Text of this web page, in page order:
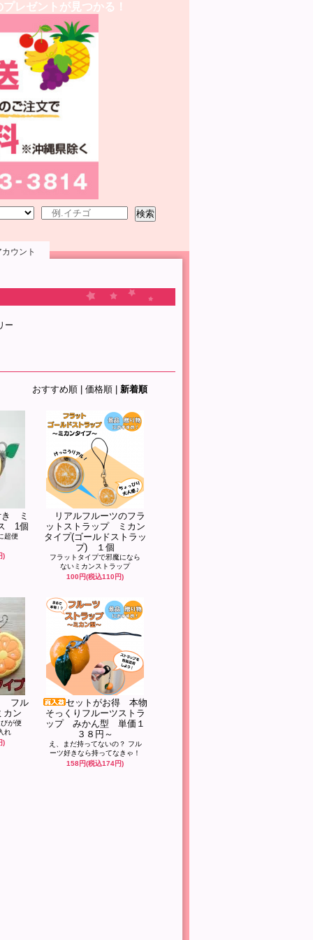
レゼントが見つかる！
検索
ウント
ー
おすすめ順 価格順 新着順
き ミ
1個
超便
)
リアルフルーツのフラ
ットストラップ ミカン
タイプ(ゴールドストラッ
プ) １個
フラットタイプで邪魔になら
ないミカンストラップ
100円(税込110円)
フル
ン
が便
れ
)
セットがお得 本物
そっくりフルーツストラ
ップ みかん型 単価１
３８円～
え、まだ持ってないの？ フル
ーツ好きなら持ってなきゃ！
158円(税込174円)